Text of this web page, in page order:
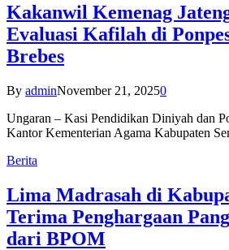
Kakanwil Kemenag
Evaluasi Kafilah di
Brebes
By adminNovember 21, 20250
Ungaran – Kasi Pendidikan Diniyah dan
Kantor Kementerian Agama Kabupaten
Berita
Lima Madrasah di
Terima Penghargaan
dari BPOM